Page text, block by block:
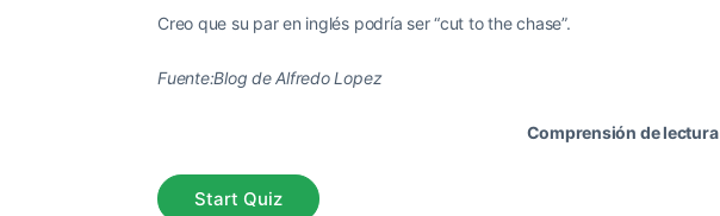
Creo que su par en inglés podría ser “cut to the chase”.
Fuente:Blog de Alfredo Lopez
Comprensión de lectura